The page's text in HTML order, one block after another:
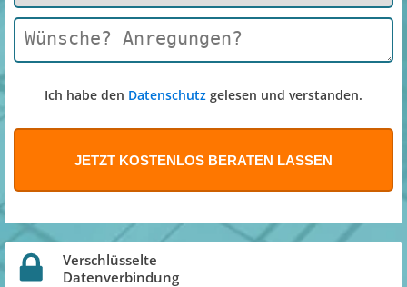
Ich habe den Datenschutz gelesen und verstanden.
Verschlüsselte
Datenverbindung